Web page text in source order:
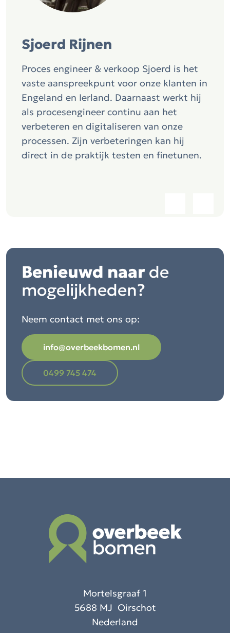
Sjoerd Rijnen
Proces engineer & verkoop Sjoerd is het
vaste aanspreekpunt voor onze klanten in
Engeland en Ierland. Daarnaast werkt hij
als procesengineer continu aan het
verbeteren en digitaliseren van onze
processen. Zijn verbeteringen kan hij
direct in de praktijk testen en finetunen.
Benieuwd naar de
mogelijkheden?
Neem contact met ons op:
info@overbeekbomen.nl
0499 745 474
Mortelsgraaf 1
5688 MJ Oirschot
Nederland